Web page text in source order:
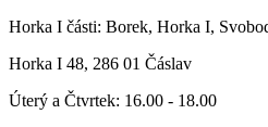
Horka I části: Borek, Horka I,
Horka I 48, 286 01 Čáslav
Úterý a Čtvrtek: 16.00 - 18.00